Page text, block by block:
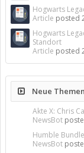
Hogwarts
Article posted
Hogwarts
Standort
Article posted
Neue Themen
Akte X: Chris
NewsBot
Humble
NewsBot